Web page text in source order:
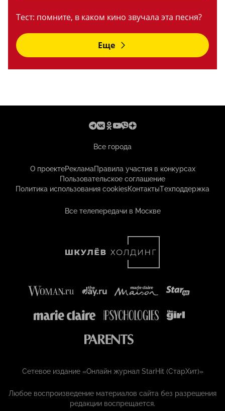
Тест: помните, в каком кино звучала эта песня?
Еще
Все города
О проектеРекламаПравила участия в конкурсах
Пользовательское соглашение
Политика использования cookiesКонтактыТехподдержка
Все телепередачи в Москве
Сетевое издание «Онлайн журнал StarHit (СтарХит)»
Любое воспроизведение материалов сайта без разрешения
редакции воспрещается.